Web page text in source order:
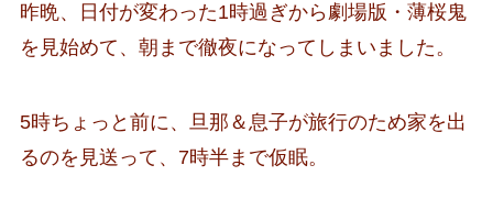
昨晩、日付が変わった1時過ぎから劇場版・薄桜鬼
を見始めて、朝まで徹夜になってしまいました。
5時ちょっと前に、旦那＆息子が旅行のため家を出
るのを見送って、7時半まで仮眠。